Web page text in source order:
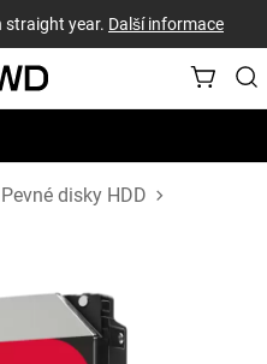
straight year. Další informace
Pevné disky HDD